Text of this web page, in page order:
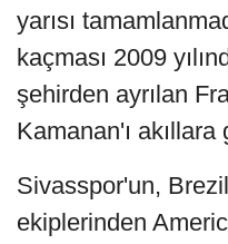
yarısı
kaçması 2009
şehirden ayrılan
Kamanan'ı akıllara
Sivasspor'un,
ekiplerinden